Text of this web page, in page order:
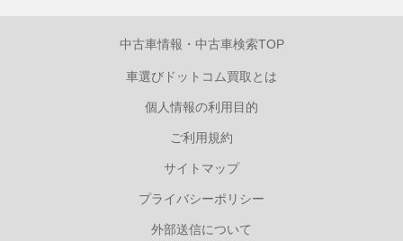
中古車情報・中古車検索TOP
車選びドットコム買取とは
個人情報の利用目的
ご利用規約
サイトマップ
プライバシーポリシー
外部送信について